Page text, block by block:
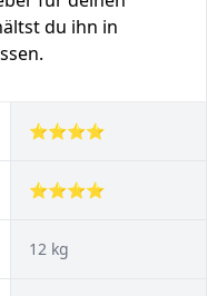
du ihn in
⭐⭐⭐⭐
⭐⭐⭐⭐
12 kg